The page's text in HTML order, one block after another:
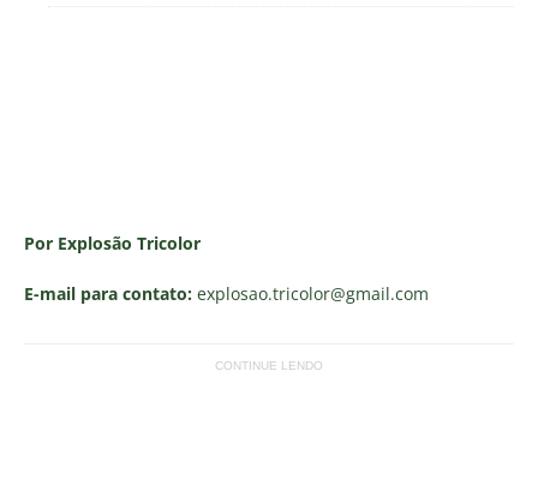
Por Explosão Tricolor
E-mail para contato: explosao.tricolor@gmail.com
CONTINUE LENDO